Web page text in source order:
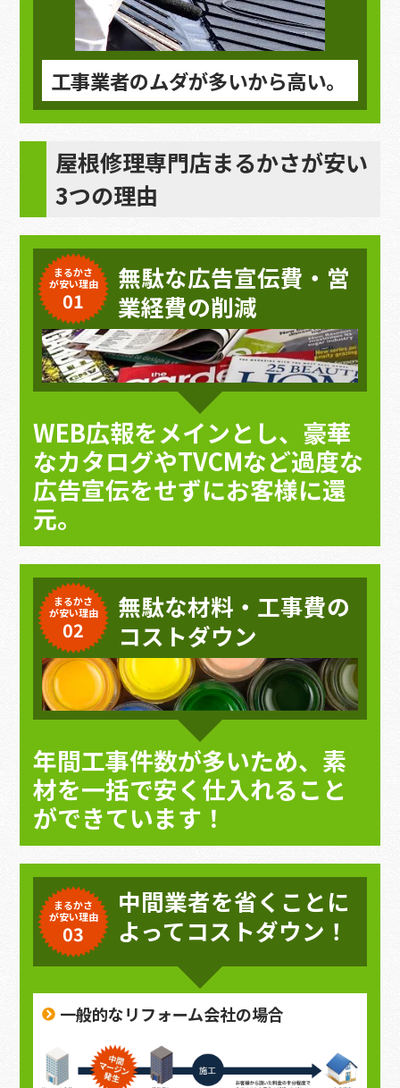
工事業者のムダが多いから高い。
屋根修理専門店まるかさが安い
3つの理由
まるかさ
が安い理由
01
無駄な広告宣伝費・営
業経費の削減
WEB広報をメインとし、豪華
なカタログやTVCMなど過度な
広告宣伝をせずにお客様に還
元。
まるかさ
が安い理由
02
無駄な材料・工事費の
コストダウン
年間工事件数が多いため、素
材を一括で安く仕入れること
ができています！
まるかさ
が安い理由
03
中間業者を省くことに
よってコストダウン！
一般的なリフォーム会社の場合